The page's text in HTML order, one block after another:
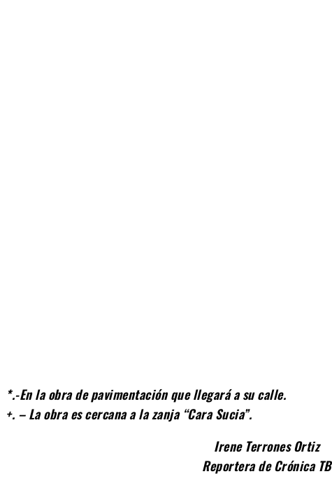
*.-En la obra de pavimentación que llegará a su calle.
+. – La obra es cercana a la zanja “Cara Sucia”.
Irene Terrones Ortiz
Reportera de Crónica TB